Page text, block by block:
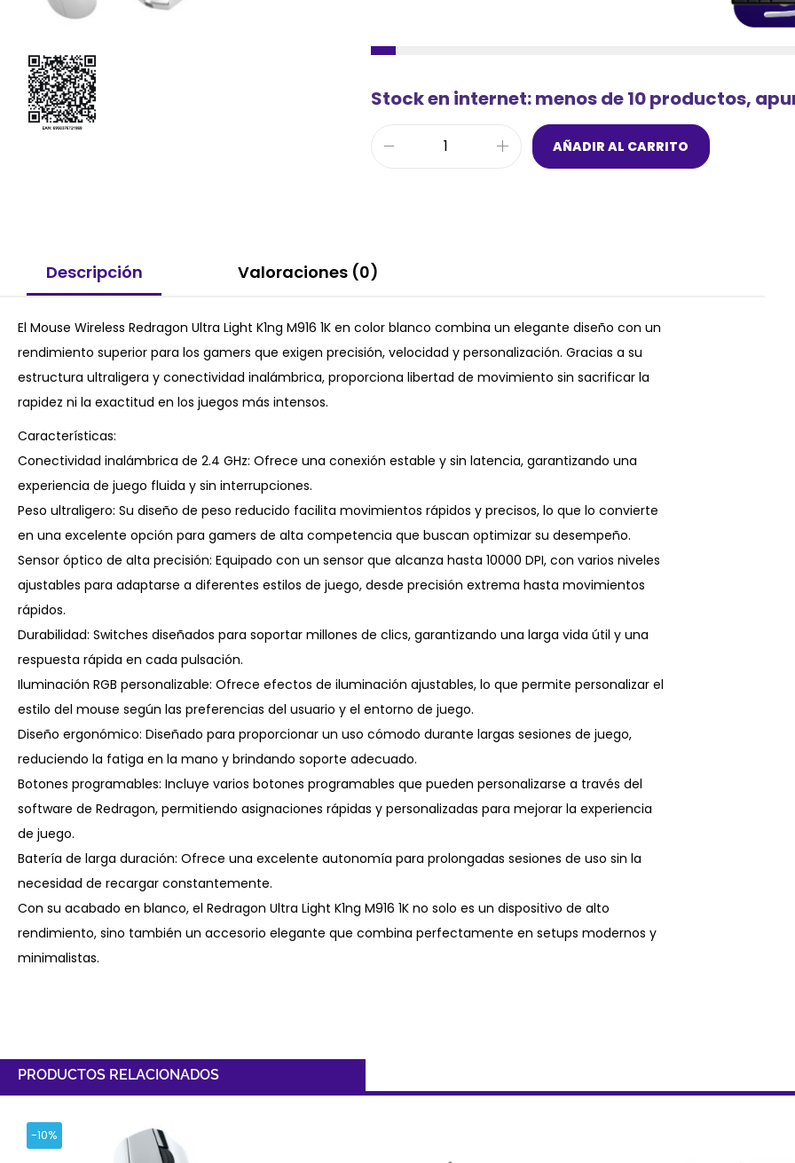
Stock en internet: menos de 10 productos,
AÑADIR AL CARRITO
Descripción Valoraciones (0)
El Mouse Wireless Redragon Ultra Light K1ng M916 1K en color blanco combina un elegante diseño con un
rendimiento superior para los gamers que exigen precisión, velocidad y personalización. Gracias a su
estructura ultraligera y conectividad inalámbrica, proporciona libertad de movimiento sin sacrificar la
rapidez ni la exactitud en los juegos más intensos.
Características:
Conectividad inalámbrica de 2.4 GHz: Ofrece una conexión estable y sin latencia, garantizando una
experiencia de juego fluida y sin interrupciones.
Peso ultraligero: Su diseño de peso reducido facilita movimientos rápidos y precisos, lo que lo convierte
en una excelente opción para gamers de alta competencia que buscan optimizar su desempeño.
Sensor óptico de alta precisión: Equipado con un sensor que alcanza hasta 10000 DPI, con varios niveles
ajustables para adaptarse a diferentes estilos de juego, desde precisión extrema hasta movimientos
rápidos.
Durabilidad: Switches diseñados para soportar millones de clics, garantizando una larga vida útil y una
respuesta rápida en cada pulsación.
Iluminación RGB personalizable: Ofrece efectos de iluminación ajustables, lo que permite personalizar el
estilo del mouse según las preferencias del usuario y el entorno de juego.
Diseño ergonómico: Diseñado para proporcionar un uso cómodo durante largas sesiones de juego,
reduciendo la fatiga en la mano y brindando soporte adecuado.
Botones programables: Incluye varios botones programables que pueden personalizarse a través del
software de Redragon, permitiendo asignaciones rápidas y personalizadas para mejorar la experiencia
de juego.
Batería de larga duración: Ofrece una excelente autonomía para prolongadas sesiones de uso sin la
necesidad de recargar constantemente.
Con su acabado en blanco, el Redragon Ultra Light K1ng M916 1K no solo es un dispositivo de alto
rendimiento, sino también un accesorio elegante que combina perfectamente en setups modernos y
minimalistas.
PRODUCTOS RELACIONADOS
-10%